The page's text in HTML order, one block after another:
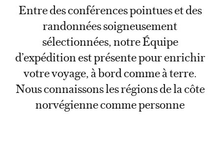
Entre des conférences pointues et des
randonnées soigneusement
sélectionnées, notre Équipe
d’expédition est présente pour enrichir
votre voyage, à bord comme à terre.
Nous connaissons les régions de la côte
norvégienne comme personne